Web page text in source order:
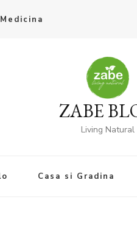
ZABE
Living Natural
Casa si Gradina